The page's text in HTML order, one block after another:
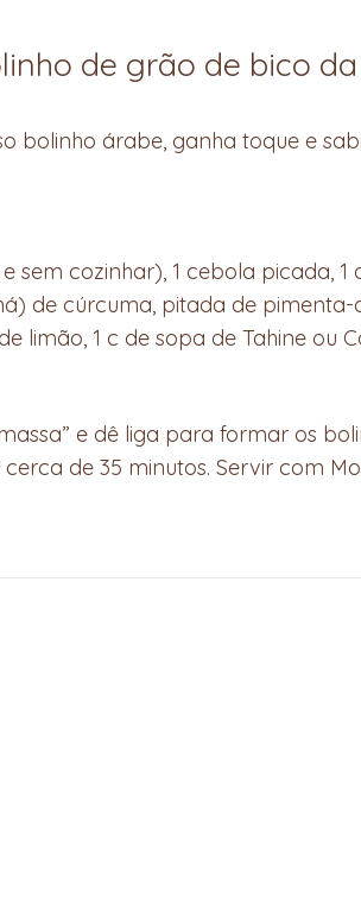
de grão de bico
bolinho árabe, ganha toque e
cozinhar), 1 cebola picada, 1
de cúrcuma, pitada de pimenta-
limão, 1 c de sopa de Tahine ou
e dê liga para formar os
de 35 minutos. Servir com